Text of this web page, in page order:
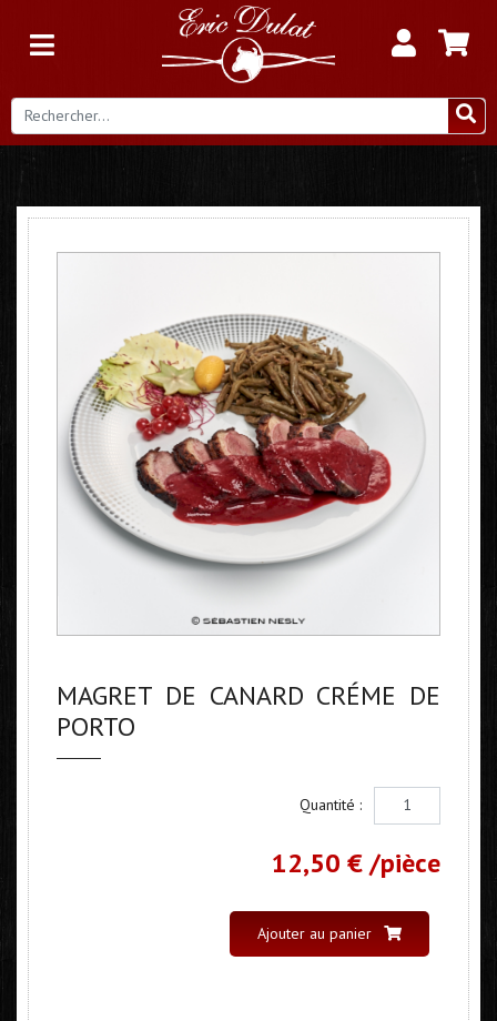
MAGRET DE CANARD CRÉME DE
PORTO
Quantité :
12,50 €/pièce
Ajouter au panier